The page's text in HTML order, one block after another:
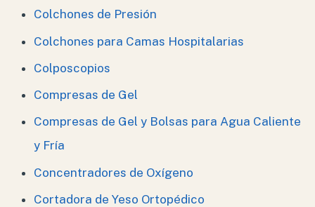
Colchones de Presión
Colchones para Camas Hospitalarias
Colposcopios
Compresas de Gel
Compresas de Gel y Bolsas para Agua Caliente
y Fría
Concentradores de Oxígeno
Cortadora de Yeso Ortopédico